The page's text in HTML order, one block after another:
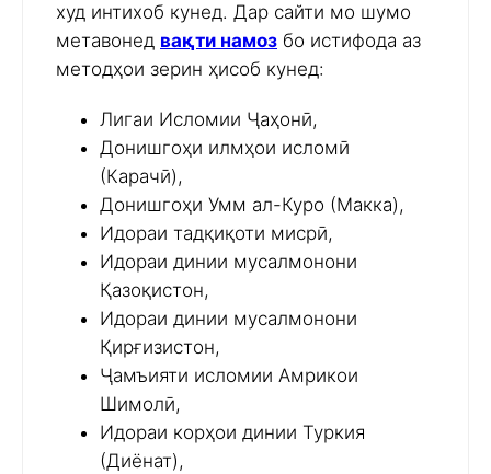
худ интихоб кунед. Дар сайти мо шумо
метавонед вақти намоз бо истифода аз
методҳои зерин ҳисоб кунед:
Лигаи Исломии Ҷаҳонӣ,
Донишгоҳи илмҳои исломӣ
(Карачӣ),
Донишгоҳи Умм ал-Куро (Макка),
Идораи тадқиқоти мисрӣ,
Идораи динии мусалмонони
Қазоқистон,
Идораи динии мусалмонони
Қирғизистон,
Ҷамъияти исломии Амрикои
Шимолӣ,
Идораи корҳои динии Туркия
(Диёнат),